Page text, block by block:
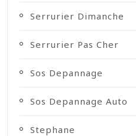
Serrurier Dimanche
Serrurier Pas Cher
Sos Depannage
Sos Depannage Auto
Stephane